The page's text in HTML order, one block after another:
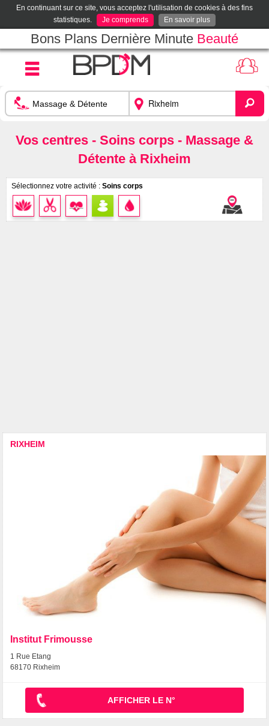
En continuant sur ce site, vous acceptez l'utilisation de cookies à des fins
statistiques.
Je comprends En savoir plus
Bons Plans Dernière Minute Beauté
Vos centres - Soins corps - Massage &
Détente à Rixheim
Sélectionnez votre activité : Soins corps
RIXHEIM
Institut Frimousse
1 Rue Etang
68170 Rixheim
AFFICHER LE N°